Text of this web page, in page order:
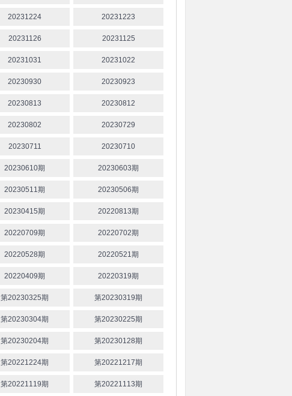
20231224 20231223
20231126 20231125
20231031 20231022
20230930 20230923
20230813 20230812
20230802 20230729
20230711 20230710
20230610期 20230603期
20230511期 20230506期
20230415期 20220813期
20220709期 20220702期
20220528期 20220521期
20220409期 20220319期
第20230325期 第20230319期
第20230304期 第20230225期
第20230204期 第20230128期
第20221224期 第20221217期
第20221119期 第20221113期